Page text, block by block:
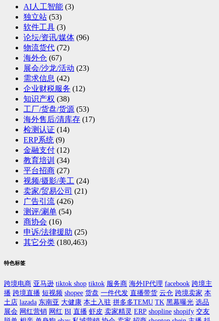
AI人工智能 (3)
独立站 (53)
软件工具 (3)
论坛/资讯/媒体 (96)
物流货代 (72)
海外仓 (67)
展会/沙龙/活动 (23)
需求信息 (42)
企业财税服务 (12)
知识产权 (38)
工厂/货盘/货源 (53)
海外售后/清库存 (17)
检测认证 (14)
ERP系统 (9)
金融支付 (12)
教育培训 (34)
平台招商 (27)
视频/摄影/美工 (24)
卖家/贸易公司 (21)
广告引流 (426)
测评/涮单 (54)
商协会 (16)
申诉/法律援助 (25)
其它分类 (180,463)
特色标签
跨境电商 亚马逊 tiktok shop tiktok 服务商 海外IP代理 facebook 跨境主
播 跨境直播 短视频 shopee 货盘 一件代发 直播带货 云仓 跨境卖家 本
土店 lazada 东南亚 大健康 本土入驻 拼多多TEMU TK 黑幕曝光 选品
展会 网红营销 网红 BI 直播 虾皮 卖家精灵 ERP shopline shopify 交友